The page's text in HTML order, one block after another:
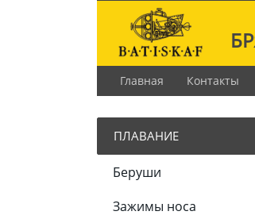
Главная Контакты
ПЛАВАНИЕ
Беруши
Зажимы носа